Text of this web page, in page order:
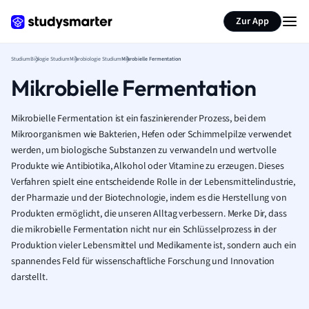
Zur App
StudiumBiologie StudiumMikrobiologie StudiumMikrobielle Fermentation
Mikrobielle Fermentation
Mikrobielle Fermentation ist ein faszinierender Prozess, bei dem
Mikroorganismen wie Bakterien, Hefen oder Schimmelpilze verwendet
werden, um biologische Substanzen zu verwandeln und wertvolle
Produkte wie Antibiotika, Alkohol oder Vitamine zu erzeugen. Dieses
Verfahren spielt eine entscheidende Rolle in der Lebensmittelindustrie,
der Pharmazie und der Biotechnologie, indem es die Herstellung von
Produkten ermöglicht, die unseren Alltag verbessern. Merke Dir, dass
die mikrobielle Fermentation nicht nur ein Schlüsselprozess in der
Produktion vieler Lebensmittel und Medikamente ist, sondern auch ein
spannendes Feld für wissenschaftliche Forschung und Innovation
darstellt.